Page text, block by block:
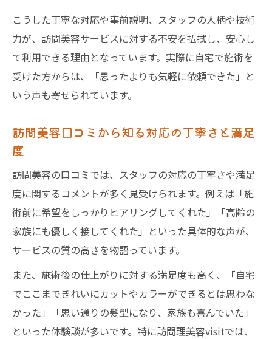
口コミで広がる訪問美容のメリットを検証
訪問美容口コミで明らかになる利用メリッ
訪問美容が選ばれる理由をクチコミから分
訪問美容の満足度が高い理由を口コミで検
口コミから見えた訪問美容の利便性と安心
感
訪問美容のメリットを体験談と口コミで比
較
こうした丁寧な対応や事前説明、スタッフの人柄や技術
力が、訪問美容サービスに対する不安を払拭し、安心し
て利用できる理由となっています。実際に自宅で施術を
受けた方からは、「思ったよりも気軽に依頼できた」と
いう声も寄せられています。
訪問美容口コミから知る対応の丁寧さと満足
度
訪問美容の口コミでは、スタッフの対応の丁寧さや満足
度に関するコメントが多く見受けられます。例えば「施
術前に希望をしっかりヒアリングしてくれた」「高齢の
家族にも優しく接してくれた」といった具体的な声が、
サービスの質の高さを物語っています。
また、施術後の仕上がりに対する満足度も高く、「自宅
でここまできれいにカットやカラーができるとは思わな
かった」「思い通りの髪型になり、家族も喜んでいた」
といった体験談が多いです。特に訪問理美容visitでは、